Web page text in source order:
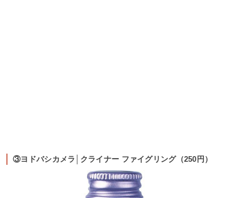
③ヨドバシカメラ│クライナー ファイグリング（250円）